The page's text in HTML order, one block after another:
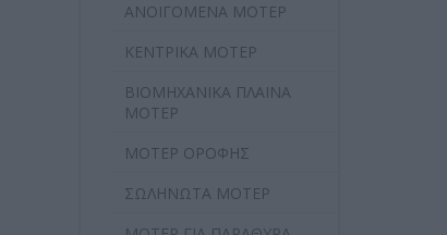
ΑΝΟΙΓΟΜΕΝΑ ΜΟΤΕΡ
ΚΕΝΤΡΙΚΑ ΜΟΤΕΡ
ΒΙΟΜΗΧΑΝΙΚΑ ΠΛΑΙΝΑ
ΜΟΤΕΡ
ΜΟΤΕΡ ΟΡΟΦΗΣ
ΣΩΛΗΝΩΤΑ ΜΟΤΕΡ